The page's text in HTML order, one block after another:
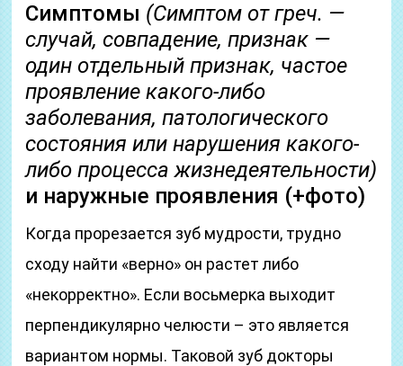
Симптомы (Симптом от греч. —
случай, совпадение, признак —
один отдельный признак, частое
проявление какого-либо
заболевания, патологического
состояния или нарушения какого-
либо процесса жизнедеятельности)
и наружные проявления (+фото)
Когда прорезается зуб мудрости, трудно
сходу найти «верно» он растет либо
«некорректно». Если восьмерка выходит
перпендикулярно челюсти – это является
вариантом нормы. Таковой зуб докторы